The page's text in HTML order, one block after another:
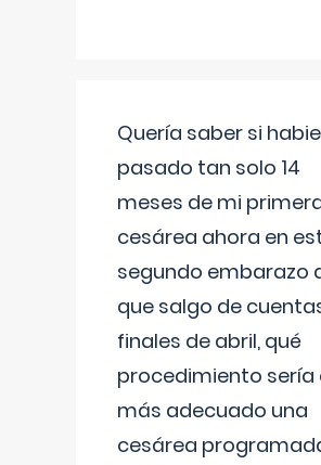
Quería saber si
pasado tan solo 14
meses de mi
cesárea ahora en
segundo embarazo
que salgo de
finales de abril, qué
procedimiento sería
más adecuado una
cesárea